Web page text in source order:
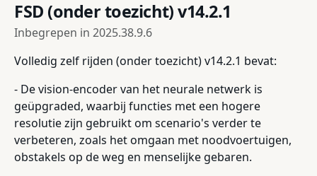
FSD (onder toezicht) v14.2.1
Inbegrepen in 2025.38.9.6
Volledig zelf rijden (onder toezicht) v14.2.1 bevat:
- De vision-encoder van het neurale netwerk is
geüpgraded, waarbij functies met een hogere
resolutie zijn gebruikt om scenario's verder te
verbeteren, zoals het omgaan met noodvoertuigen,
obstakels op de weg en menselijke gebaren.